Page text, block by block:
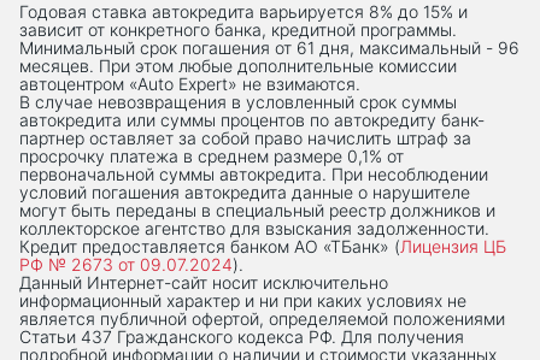
Годовая ставка автокредита варьируется 8% до 15% и
зависит от конкретного банка, кредитной программы.
Минимальный срок погашения от 61 дня, максимальный - 96
месяцев. При этом любые дополнительные комиссии
автоцентром «Auto Expert» не взимаются.
В случае невозвращения в условленный срок суммы
автокредита или суммы процентов по автокредиту банк-
партнер оставляет за собой право начислить штраф за
просрочку платежа в среднем размере 0,1% от
первоначальной суммы автокредита. При несоблюдении
условий погашения автокредита данные о нарушителе
могут быть переданы в специальный реестр должников и
коллекторское агентство для взыскания задолженности.
Кредит предоставляется банком АО «ТБанк» (Лицензия ЦБ
РФ № 2673 от 09.07.2024).
Данный Интернет-сaйт носит исключительно
информационный характер и ни при каких условиях не
является публичной офертой, определяемой положениями
Статьи 437 Гражданского кодекса РФ. Для получения
подробной информации о наличии и стоимости указанных